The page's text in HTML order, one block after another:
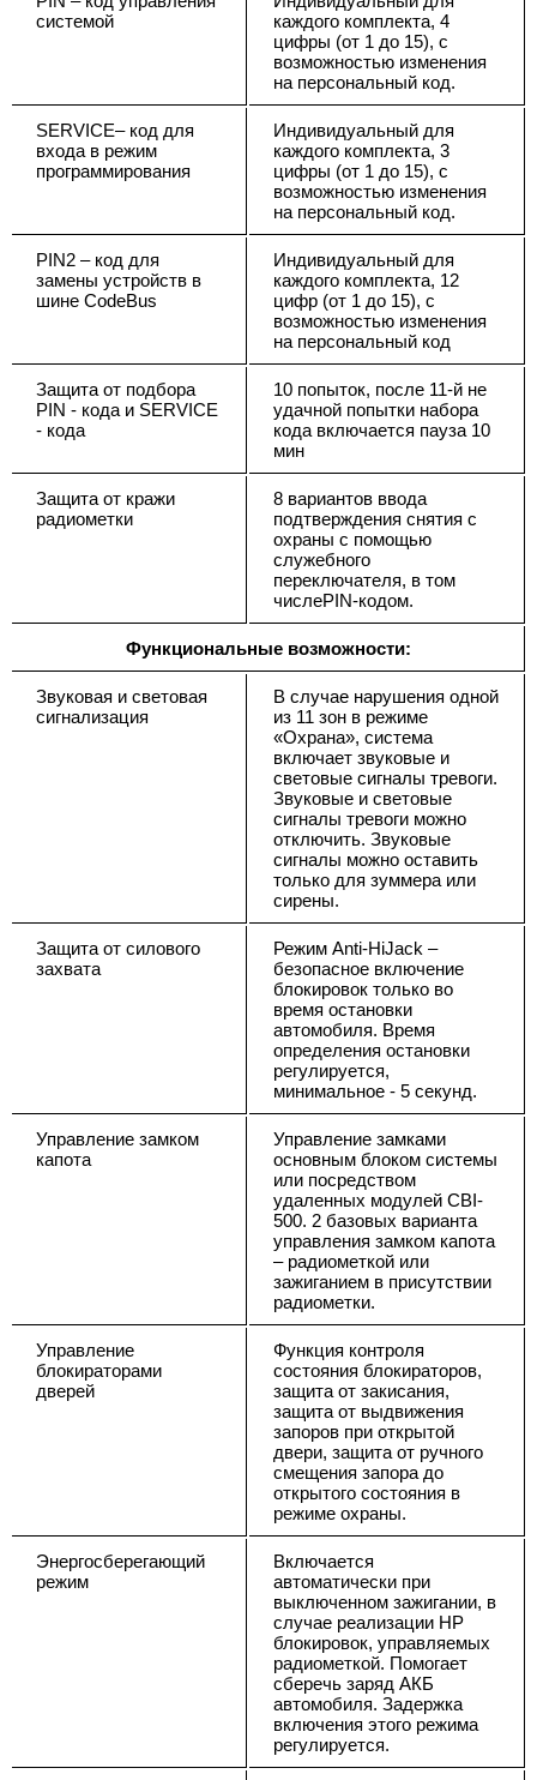
системой
каждого комплекта, 4
цифры (от 1 до 15), с
возможностью изменения
на персональный код.
SERVICE– код для
входа в режим
программирования
Индивидуальный для
каждого комплекта, 3
цифры (от 1 до 15), с
возможностью изменения
на персональный код.
PIN2 – код для
замены устройств в
шине CodeBus
Индивидуальный для
каждого комплекта, 12
цифр (от 1 до 15), с
возможностью изменения
на персональный код
Защита от подбора
PIN - кода и SERVICE
- кода
10 попыток, после 11-й не
удачной попытки набора
кода включается пауза 10
мин
Защита от кражи
радиометки
8 вариантов ввода
подтверждения снятия с
охраны с помощью
служебного
переключателя, в том
числеPIN-кодом.
Функциональные возможности:
Звуковая и световая
сигнализация
В случае нарушения одной
из 11 зон в режиме
«Охрана», система
включает звуковые и
световые сигналы тревоги.
Звуковые и световые
сигналы тревоги можно
отключить. Звуковые
сигналы можно оставить
только для зуммера или
сирены.
Защита от силового
захвата
Режим Anti-HiJack –
безопасное включение
блокировок только во
время остановки
автомобиля. Время
определения остановки
регулируется,
минимальное - 5 секунд.
Управление замком
капота
Управление замками
основным блоком системы
или посредством
удаленных модулей CBI-
500. 2 базовых варианта
управления замком капота
– радиометкой или
зажиганием в присутствии
радиометки.
Управление
блокираторами
дверей
Функция контроля
состояния блокираторов,
защита от закисания,
защита от выдвижения
запоров при открытой
двери, защита от ручного
смещения запора до
открытого состояния в
режиме охраны.
Энергосберегающий
режим
Включается
автоматически при
выключенном зажигании, в
случае реализации НР
блокировок, управляемых
радиометкой. Помогает
сберечь заряд АКБ
автомобиля. Задержка
включения этого режима
регулируется.